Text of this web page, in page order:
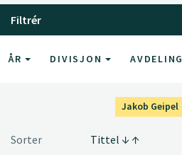
Filtrér
ÅR DIVISJON AVDELING
Jakob Geipel
Sorter
Tittel